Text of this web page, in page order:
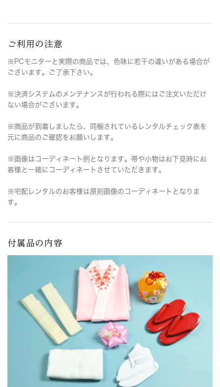
ご利用の注意
※PCモニターと実際の商品では、色味に若干の違いがある場合が
ございます。ご了承下さい。
※決済システムのメンテナンスが行われる際にはご注文いただけ
ない場合がございます。
※商品が到着しましたら、同梱されているレンタルチェック表を
元に商品のご確認をお願いします。
※画像はコーディネート例となります。帯や小物はお下見時にお
客様と一緒にコーディネートさせていただきます。
※宅配レンタルのお客様は原則画像のコーディネートとなりま
す。
付属品の内容